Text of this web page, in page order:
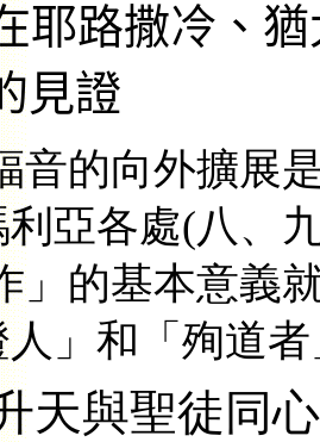
耶路撒冷、
見證
音的向外擴展
亞各處(八、
」的基本意義
人」和「殉道
天與聖徒同